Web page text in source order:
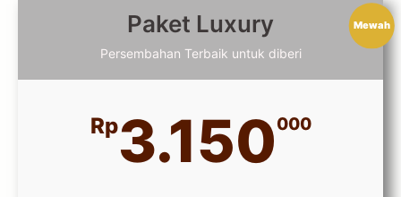
Paket Luxury
Persembahan Terbaik untuk diberi
Rp3.150000
Mewah